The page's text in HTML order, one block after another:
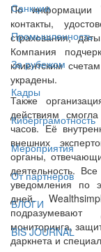
Санкции
Промышленность
За рубежом
Кадры
Киберграмотность
Мероприятия
От партнёров
БЛОГИ
BIS JOURNAL
По информации
контакты,
страхования,
Компания
клиентским
украдены.
Также
действиям
часов. Её
внешних
органы,
деятельность.
уведомления по
дней.
мониторинга,
даркнета и